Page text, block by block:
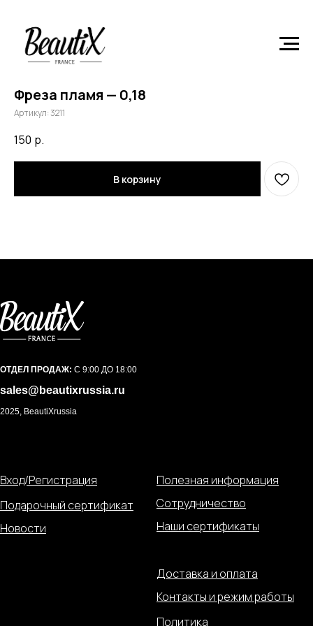
Фреза пламя — 0,18
Артикул:3211
150 р.
В корзину
ОТДЕЛ ПРОДАЖ: С 9:00 ДО 18:00
sales@beautixrussia.ru
2025, BeautiXrussia
Вход/Регистрация
Подарочный сертификат
Новости
Полезная информация
Сотрудничество
Наши сертификаты
Доставка и оплата
Контакты и режим работы
Политика